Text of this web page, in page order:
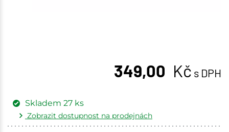
349,00 Kč s DPH
Skladem 27 ks
Zobrazit dostupnost na prodejnách